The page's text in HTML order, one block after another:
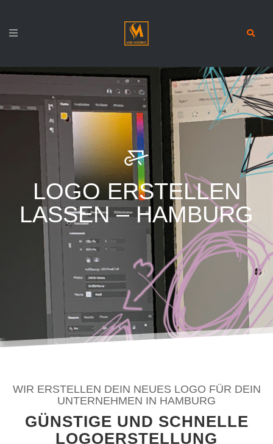
LOGO ERSTELLEN
LASSEN – HAMBURG
WIR ERSTELLEN DEIN NEUES LOGO FÜR DEIN
UNTERNEHMEN IN HAMBURG
GÜNSTIGE UND SCHNELLE
LOGOERSTELLUNG